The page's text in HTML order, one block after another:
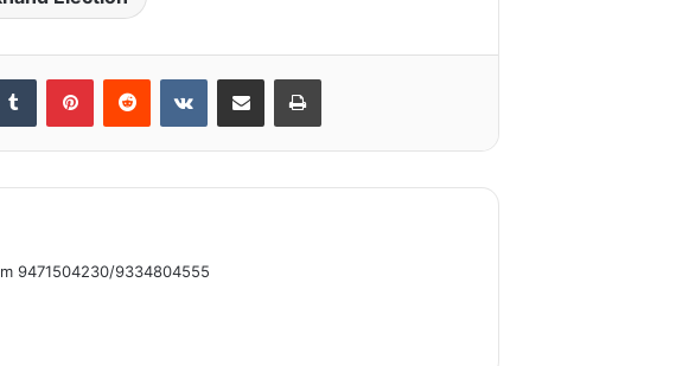
Tumblr PinterestReddit VKontakteShare via Email Print
9471504230/9334804555